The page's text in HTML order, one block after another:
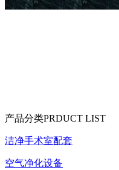
产品分类PRDUCT LIST
洁净手术室配套
空气净化设备